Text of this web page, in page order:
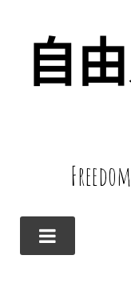
自